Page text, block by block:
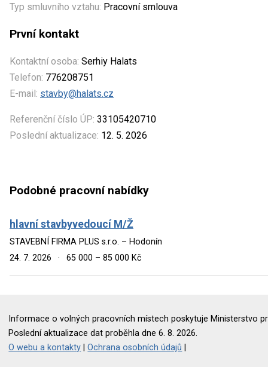
Typ smluvního vztahu: Pracovní smlouva
První kontakt
Kontaktní osoba: Serhiy Halats
Telefon: 776208751
E-mail: stavby@halats.cz
Referenční číslo ÚP: 33105420710
Poslední aktualizace: 12. 5. 2026
Podobné pracovní nabídky
hlavní stavbyvedoucí M/Ž
STAVEBNÍ FIRMA PLUS s.r.o. – Hodonín
24. 7. 2026
· 65 000 – 85 000 Kč
Informace o volných pracovních místech poskytuje Ministerstvo
Poslední aktualizace dat proběhla dne 6. 8. 2026.
O webu a kontakty |Ochrana osobních údajů